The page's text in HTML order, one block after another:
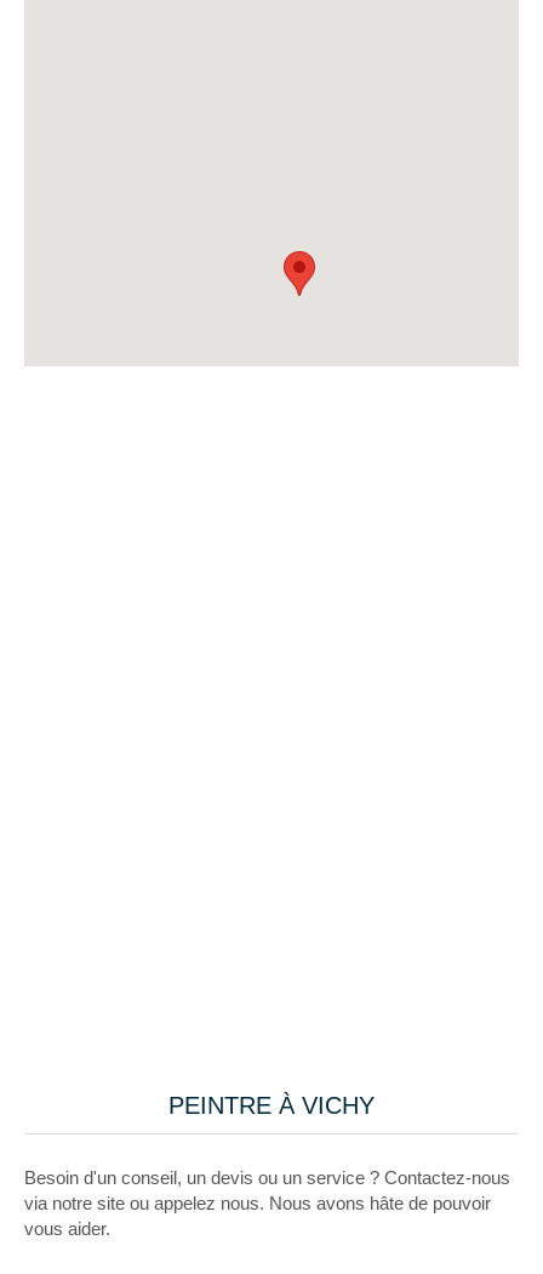
PEINTRE À VICHY
Besoin d'un conseil, un devis ou un service ? Contactez-nous
via notre site ou appelez nous. Nous avons hâte de pouvoir
vous aider.